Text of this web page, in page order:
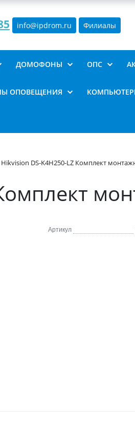
info@ipdrom.ru Филиалы
ДОМОФОНЫ ОПС
ОПОВЕЩЕНИЯ
Hikvision DS-K4H250-LZ Комплект
Артикул